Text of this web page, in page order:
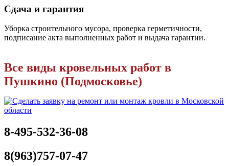
Сдача и гарантия
Уборка строительного мусора, проверка герметичности,
подписание акта выполненных работ и выдача гарантии.
Все виды кровельных работ в
Пушкино (Подмосковье)
8-495-532-36-08
8(963)757-07-47